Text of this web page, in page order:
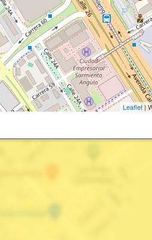
Leaflet|